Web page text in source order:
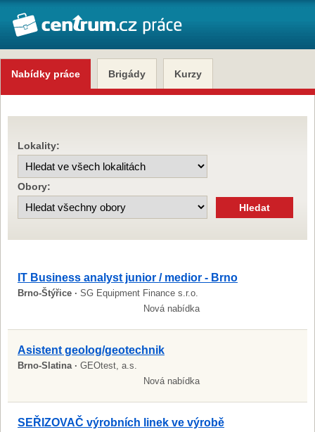
Nabídky práce Brigády Kurzy
Lokality:
Obory:
IT Business analyst junior / medior - Brno
Brno-Štýřice · SG Equipment Finance s.r.o.
Nová nabídka
Asistent geolog/geotechnik
Brno-Slatina · GEOtest, a.s.
Nová nabídka
SEŘIZOVAČ výrobních linek ve výrobě